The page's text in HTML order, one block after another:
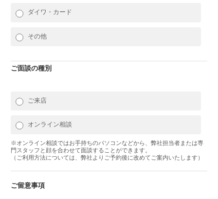
ダイワ・カード
その他
ご面談の種別
ご来店
オンライン相談
※オンライン相談ではお手持ちのパソコンなどから、弊社担当者または専
門スタッフと顔を合わせて面談することができます。
（ご利用方法については、弊社よりご予約後に改めてご案内いたします）
ご留意事項